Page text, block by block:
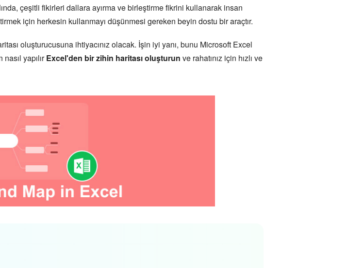
çeşitli fikirleri dallara ayırma ve birleştirme fikrini kullanarak insan
için herkesin kullanmayı düşünmesi gereken beyin dostu bir araçtır.
oluşturucusuna ihtiyacınız olacak. İşin iyi yanı, bunu Microsoft Excel
yapılırExcel'den bir zihin haritası oluşturun ve rahatınız için hızlı ve